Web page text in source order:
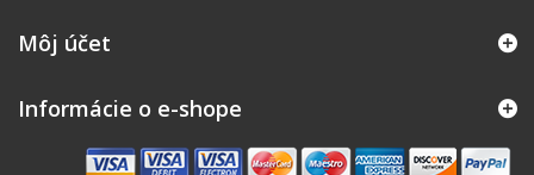
Môj účet
Informácie o e-shope